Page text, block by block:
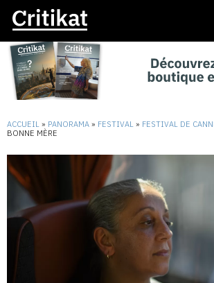
ACCUEIL » PANORAMA » FESTIVAL » FESTIVAL DE
BONNE MÈRE